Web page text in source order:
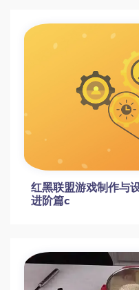
红黑联盟游戏制作与
进阶篇c